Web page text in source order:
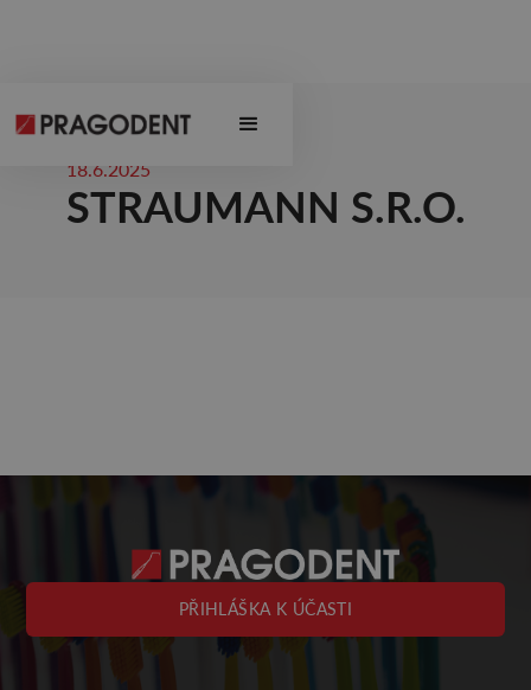
18.6.2025
STRAUMANN S.R.O.
PŘIHLÁŠKA K ÚČASTI